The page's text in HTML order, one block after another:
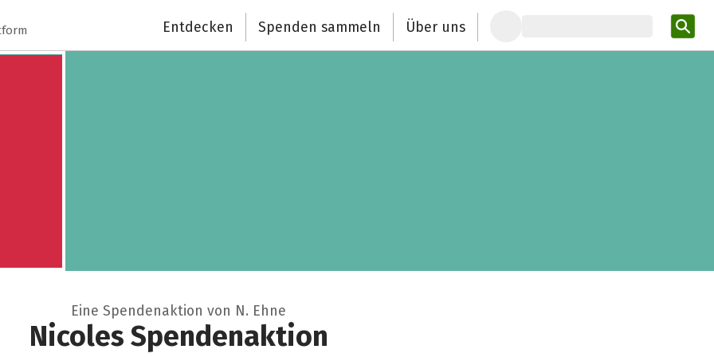
Entdecken Spenden sammeln Über uns
Eine Spendenaktion von N. Ehne
Nicoles Spendenaktion
Schließen